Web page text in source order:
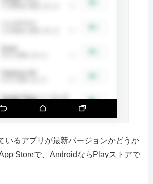
いるアプリが最新バージョンかどうか
Storeで、AndroidならPlayストアで